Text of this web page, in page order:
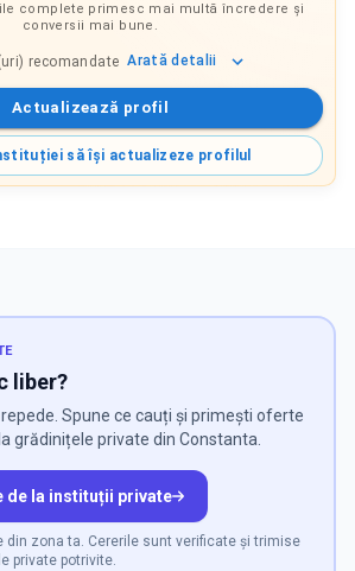
complete primesc mai multă încredere și
conversii mai bune.
recomandate Arată detalii
Actualizează profil
să își actualizeze profilul
liber?
Spune ce cauți și primești oferte
grădinițele private din Constanta.
de la instituții private
din zona ta. Cererile sunt verificate și trimise
private potrivite.